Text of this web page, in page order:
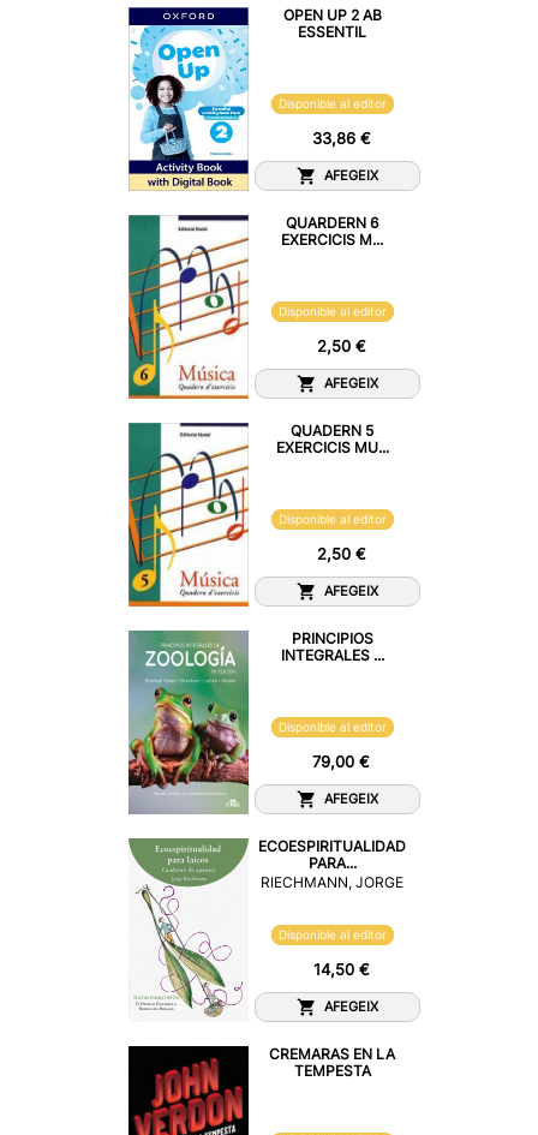
OPEN UP 2 AB
ESSENTIL
Disponible al editor
33,86 €
AFEGEIX
QUARDERN 6
EXERCICIS M...
Disponible al editor
2,50 €
AFEGEIX
QUADERN 5
EXERCICIS MU...
Disponible al editor
2,50 €
AFEGEIX
PRINCIPIOS
INTEGRALES ...
Disponible al editor
79,00 €
AFEGEIX
ECOESPIRITUALIDAD
PARA...
RIECHMANN, JORGE
Disponible al editor
14,50 €
AFEGEIX
CREMARAS EN LA
TEMPESTA